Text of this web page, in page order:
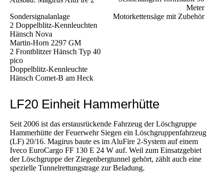
Sondersignalanlage
2 Doppelblitz-Kennleuchten
Hänsch Nova
Martin-Horn 2297 GM
2 Frontblitzer Hänsch Typ 40
pico
Doppelblitz-Kennleuchte
Hänsch Comet-B am Heck
Meter
Motorkettensäge mit Zubehör
LF20 Einheit Hammerhütte
Seit 2006 ist das erstausrückende Fahrzeug der Löschgruppe
Hammerhütte der Feuerwehr Siegen ein Löschgruppenfahrzeug
(LF) 20/16. Magirus baute es im AluFire 2-System auf einem
Iveco EuroCargo FF 130 E 24 W auf. Weil zum Einsatzgebiet
der Löschgruppe der Ziegenbergtunnel gehört, zählt auch eine
spezielle Tunnelrettungstrage zur Beladung.